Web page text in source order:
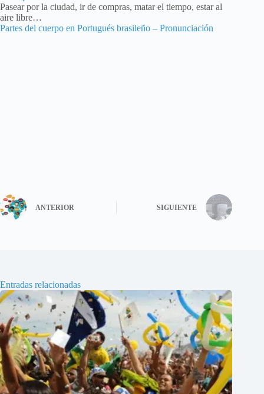
Pasear por la ciudad, ir de compras, matar el tiempo, estar al
aire libre…
Partes del cuerpo en Portugués brasileño – Pronunciación
ANTERIOR SIGUIENTE
Entradas relacionadas